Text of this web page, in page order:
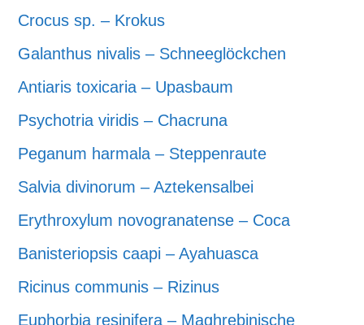
Crocus sp. – Krokus
Galanthus nivalis – Schneeglöckchen
Antiaris toxicaria – Upasbaum
Psychotria viridis – Chacruna
Peganum harmala – Steppenraute
Salvia divinorum – Aztekensalbei
Erythroxylum novogranatense – Coca
Banisteriopsis caapi – Ayahuasca
Ricinus communis – Rizinus
Euphorbia resinifera – Maghrebinische